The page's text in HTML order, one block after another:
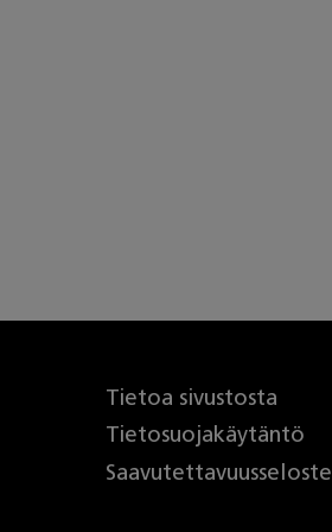
Tietoa sivustosta
Tietosuojakäytäntö
Saavutettavuusseloste